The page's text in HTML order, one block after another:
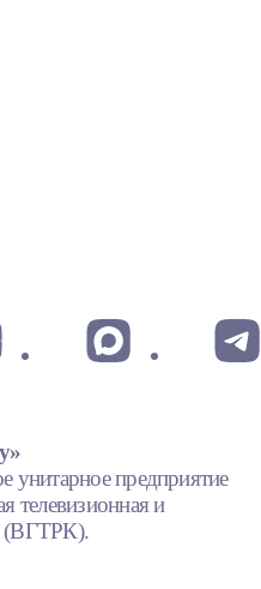
унитарное предприятие
телевизионная и
(ВГТРК).